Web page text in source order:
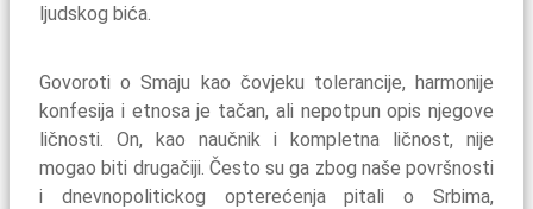
ljudskog bića.
Govoroti o Smaju kao čovjeku tolerancije, harmonije
konfesija i etnosa je tačan, ali nepotpun opis njegove
ličnosti. On, kao naučnik i kompletna ličnost, nije
mogao biti drugačiji. Često su ga zbog naše površnosti
i dnevnopolitickog opterećenja pitali o Srbima,